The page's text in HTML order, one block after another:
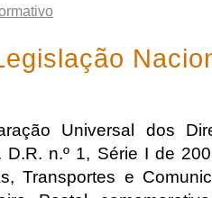
Universal dos
D.R. n.º 1, Série I de
Transportes e